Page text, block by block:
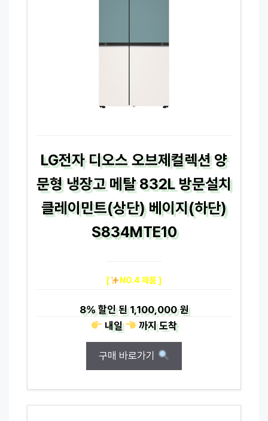
LG전자 디오스 오브제컬렉션 양
문형 냉장고 메탈 832L 방문설치
클레이민트(상단) 베이지(하단)
S834MTE10
[ NO.4 제품 ]
8%할인 된1,100,000 원
내일
까지도착
구매 바로가기